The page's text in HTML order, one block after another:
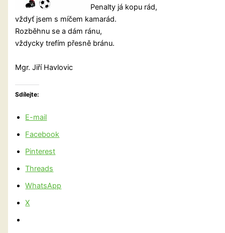
Penalty já kopu rád,
vždyť jsem s míčem kamarád.
Rozběhnu se a dám ránu,
vždycky trefím přesně bránu.
Mgr. Jiří Havlovic
Sdílejte:
E-mail
Facebook
Pinterest
Threads
WhatsApp
X